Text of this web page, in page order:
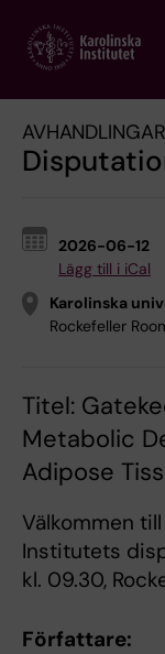
main
AVHANDLINGAR
2026-06-12
Lägg till i iCal
Karolinska
Rockefeller
Titel:
Metabolic
Adipose
Välkommen
Institutets
kl. 09.30,
Författare: